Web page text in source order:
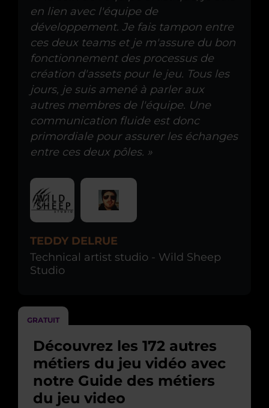
en lien avec l'équipe de
développement. Je fais tampon entre
ces deux teams et je m'assure du bon
fonctionnement des processus de
création d'assets pour le jeu. Tous les
jours, je suis amené à parler aux
autres membres de l'équipe. Une
communication fluide est donc
primordiale pour assurer les échanges
entre ces deux pôles. »
TEDDY DELRUE
Technical artist studio - Wild Sheep
Studio
GRATUIT
Découvrez les 172 autres
métiers du jeu vidéo avec
notre Guide des métiers
du jeu video